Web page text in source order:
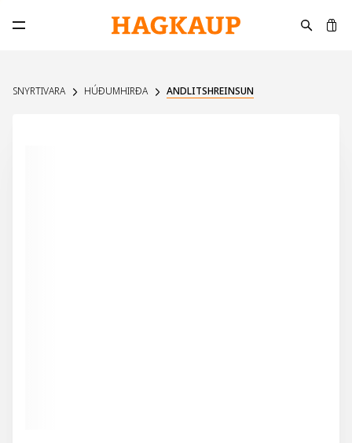
Opna aðalvalmynd
SNYRTIVARA HÚÐUMHIRÐA ANDLITSHREINSUN